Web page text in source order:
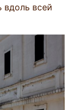
вдоль всей